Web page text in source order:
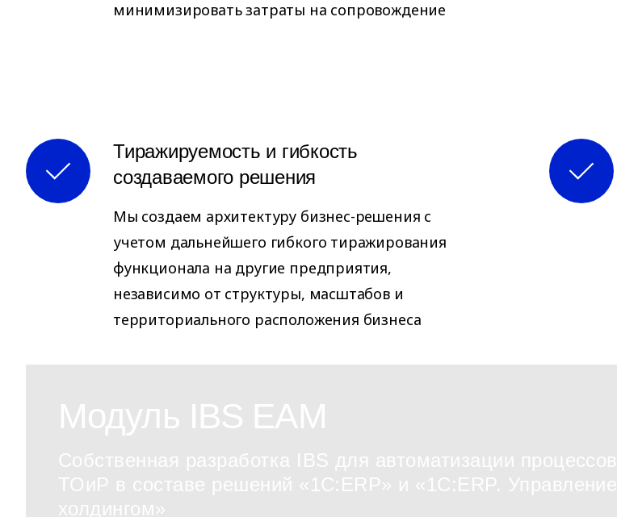
минимизировать затраты на сопровождение
Тиражируемость и гибкость
создаваемого решения
Мы создаем архитектуру бизнес-решения с
учетом дальнейшего гибкого тиражирования
функционала на другие предприятия,
независимо от структуры, масштабов и
территориального расположения бизнеса
Модуль IBS EAM
Собственная разработка IBS для автоматизации процессов
ТОиР в составе решений «1С:ERP» и «1С:ERP. Управление
холдингом»